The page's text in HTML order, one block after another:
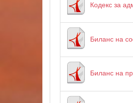
Кодекс за
Биланс на
Биланс на